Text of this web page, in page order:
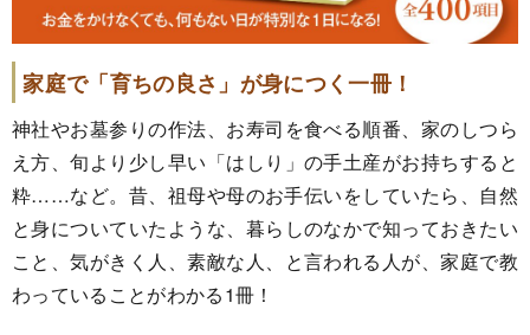
家庭で「育ちの良さ」が身につく一冊！
神社やお墓参りの作法、お寿司を食べる順番、家のしつら
え方、旬より少し早い「はしり」の手土産がお持ちすると
粋……など。昔、祖母や母のお手伝いをしていたら、自然
と身についていたような、暮らしのなかで知っておきたい
こと、気がきく人、素敵な人、と言われる人が、家庭で教
わっていることがわかる1冊！